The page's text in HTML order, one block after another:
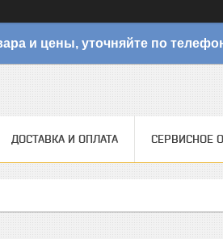
и цены, уточняйте по
ДОСТАВКА И ОПЛАТА СЕРВИСНОЕ